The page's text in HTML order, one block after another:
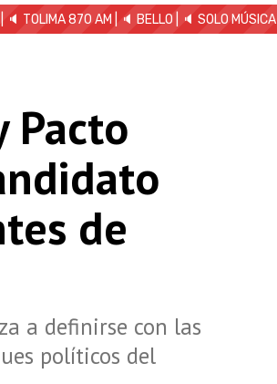
| 🔈 TOLIMA 870 AM | 🔈 BELLO 🔈 SOLO MÚSICA
Pacto
de
a definirse con las
políticos del